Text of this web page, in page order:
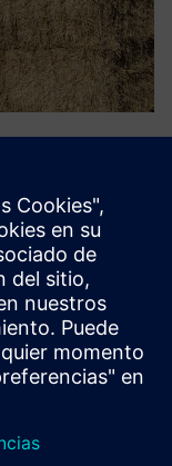
drives
Teamcenter